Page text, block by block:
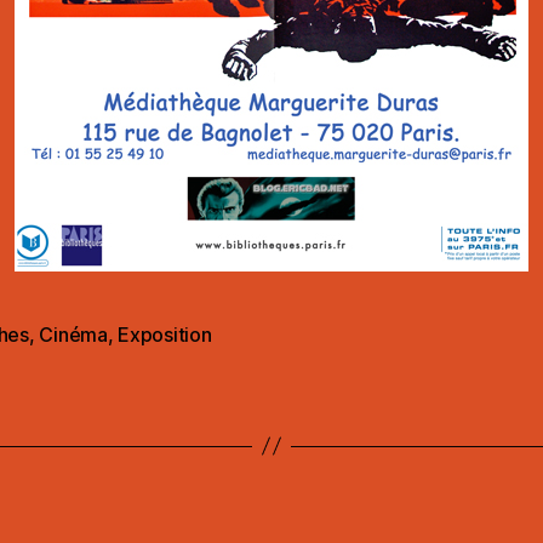
, Cinéma, Exposition